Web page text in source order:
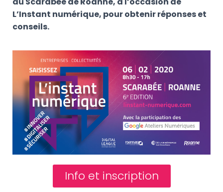
L’Instant numérique, pour obtenir réponses et
conseils.
Info et inscription